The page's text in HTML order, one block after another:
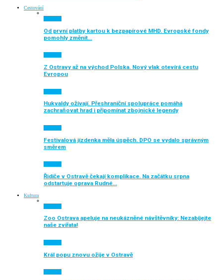
Cestování
Od první platby kartou k bezpapírové MHD. Evropské fondy
pomohly změnit…
Z Ostravy až na východ Polska. Nový vlak otevírá cestu
Evropou
Hukvaldy ožívají. Přeshraniční spolupráce pomáhá
zachraňovat hrad i připomínat zbojnické legendy
Festivalová jízdenka měla úspěch. DPO se vydalo správným
směrem
Řidiče v Ostravě čekají komplikace. Na začátku srpna
odstartuje oprava Rudné…
Kultura
Zoo Ostrava apeluje na neukázněné návštěvníky: Nezabíjejte
naše zvířata!
Král popu znovu ožije v Ostravě